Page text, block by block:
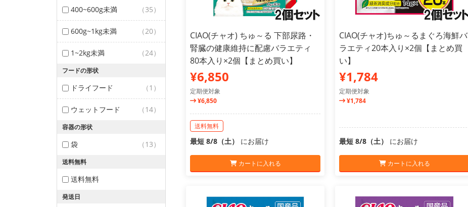
400~600g未満 （35）
600g~1kg未満 （20）
1~2kg未満 （24）
フードの形状
ドライフード （1）
ウェットフード （14）
容器の形状
袋 （13）
送料無料
送料無料
発送日
CIAO(チャオ) ちゅ～る 下部尿路・
腎臓の健康維持に配慮バラエティ
80本入り×2個【まとめ買い】
¥6,850
定期便対象
¥6,850
送料無料
最短 8/8（土） にお届け
カートに入れる
CIAO(チャオ)ちゅ～るまぐろ海鮮バ
ラエティ20本入り×2個【まとめ買
い】
¥1,784
定期便対象
¥1,784
最短 8/8（土） にお届け
カートに入れる